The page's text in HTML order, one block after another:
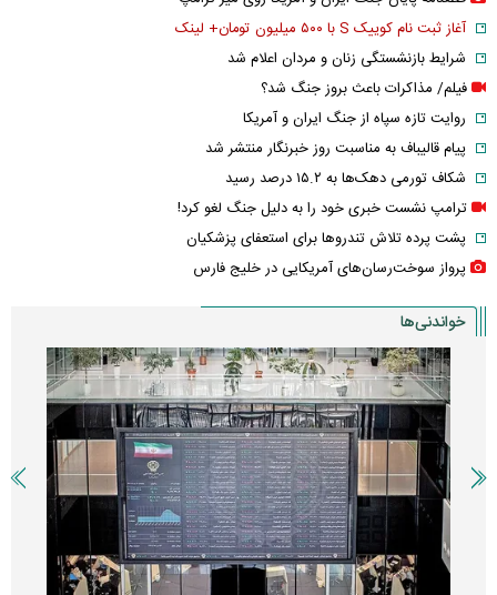
آغاز ثبت نام کوییک S با ۵۰۰ میلیون تومان+ لینک
شرایط بازنشستگی زنان و مردان اعلام شد
فیلم/ مذاکرات باعث بروز جنگ شد؟
روایت تازه سپاه از جنگ ایران و آمریکا
پیام قالیباف به مناسبت روز خبرنگار منتشر شد
شکاف تورمی دهک‌ها به ۱۵.۲ درصد رسید
ترامپ نشست خبری خود را به دلیل جنگ لغو کرد!
پشت پرده تلاش تندروها برای استعفای پزشکیان
پرواز سوخت‌رسان‌های آمریکایی در خلیج فارس
خواندنی‌ها